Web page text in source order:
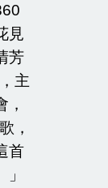
見
芳
主
，
首